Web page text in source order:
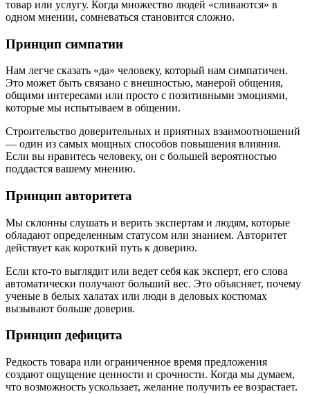
товар или услугу. Когда множество людей «сливаются» в
одном мнении, сомневаться становится сложно.
Принцип симпатии
Нам легче сказать «да» человеку, который нам симпатичен.
Это может быть связано с внешностью, манерой общения,
общими интересами или просто с позитивными эмоциями,
которые мы испытываем в общении.
Строительство доверительных и приятных взаимоотношений
— один из самых мощных способов повышения влияния.
Если вы нравитесь человеку, он с большей вероятностью
поддастся вашему мнению.
Принцип авторитета
Мы склонны слушать и верить экспертам и людям, которые
обладают определенным статусом или знанием. Авторитет
действует как короткий путь к доверию.
Если кто-то выглядит или ведет себя как эксперт, его слова
автоматически получают больший вес. Это объясняет, почему
ученые в белых халатах или люди в деловых костюмах
вызывают больше доверия.
Принцип дефицита
Редкость товара или ограниченное время предложения
создают ощущение ценности и срочности. Когда мы думаем,
что возможность ускользает, желание получить ее возрастает.